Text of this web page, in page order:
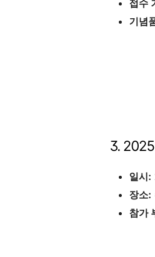
접수
기념
3.
일시:
장소:
참가